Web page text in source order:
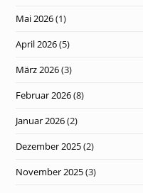
Mai 2026(1)
April 2026(5)
März 2026(3)
Februar 2026(8)
Januar 2026(2)
Dezember 2025(2)
November 2025(3)